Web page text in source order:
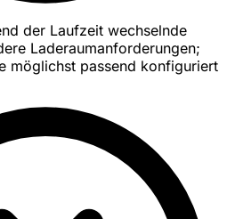
der Laufzeit wechselnde
Laderaumanforderungen;
möglichst passend konfiguriert